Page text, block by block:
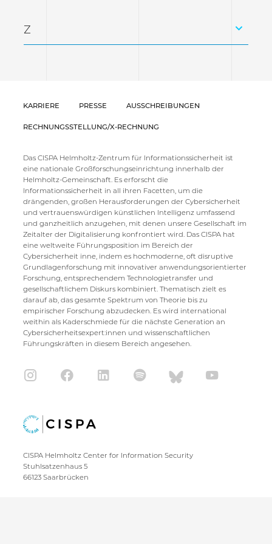
Z
KARRIERE PRESSE AUSSCHREIBUNGEN
RECHNUNGSSTELLUNG/X-RECHNUNG
Das CISPA Helmholtz-Zentrum für Informationssicherheit ist
eine nationale Großforschungseinrichtung innerhalb der
Helmholtz-Gemeinschaft. Es erforscht die
Informationssicherheit in all ihren Facetten, um die
drängenden, großen Herausforderungen der Cybersicherheit
und vertrauenswürdigen künstlichen Intelligenz umfassend
und ganzheitlich anzugehen, mit denen unsere Gesellschaft im
Zeitalter der Digitalisierung konfrontiert wird. Das CISPA hat
eine weltweite Führungsposition im Bereich der
Cybersicherheit inne, indem es hochmoderne, oft disruptive
Grundlagenforschung mit innovativer anwendungsorientierter
Forschung, entsprechendem Technologietransfer und
gesellschaftlichem Diskurs kombiniert. Thematisch zielt es
darauf ab, das gesamte Spektrum von Theorie bis zu
empirischer Forschung abzudecken. Es wird international
weithin als Kaderschmiede für die nächste Generation an
Cybersicherheitsexpert:innen und wissenschaftlichen
Führungskräften in diesem Bereich angesehen.
CISPA Helmholtz Center for Information Security
Stuhlsatzenhaus 5
66123 Saarbrücken